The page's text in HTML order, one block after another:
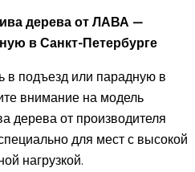
дерева от ЛАВА —
в Санкт-Петербурге
в подъезд или парадную в
внимание на модель
дерева от производителя
для мест с высокой
нагрузкой.